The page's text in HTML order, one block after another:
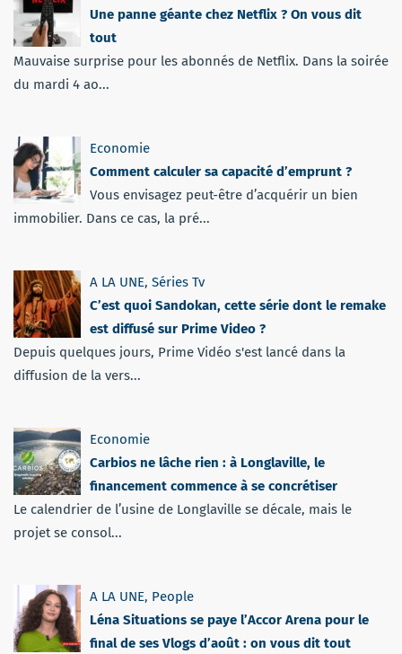
Une panne géante chez Netflix ? On vous dit
tout
Mauvaise surprise pour les abonnés de Netflix. Dans la soirée
du mardi 4 ao...
Economie
Comment calculer sa capacité d’emprunt ?
Vous envisagez peut-être d’acquérir un bien
immobilier. Dans ce cas, la pré...
A LA UNE, Séries Tv
C’est quoi Sandokan, cette série dont le remake
est diffusé sur Prime Video ?
Depuis quelques jours, Prime Vidéo s'est lancé dans la
diffusion de la vers...
Economie
Carbios ne lâche rien : à Longlaville, le
financement commence à se concrétiser
Le calendrier de l’usine de Longlaville se décale, mais le
projet se consol...
A LA UNE, People
Léna Situations se paye l’Accor Arena pour le
final de ses Vlogs d’août : on vous dit tout